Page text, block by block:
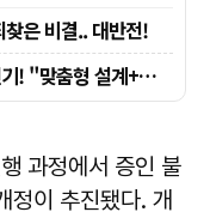
과정에서 증인 불
정이 추진됐다. 개